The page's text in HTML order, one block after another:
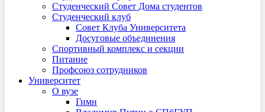
Студенческий Совет Дома студентов
Студенческий клуб
Совет Клуба Университета
Досуговые объединения
Спортивный комплекс и секции
Питание
Профсоюз сотрудников
Университет
О вузе
Гимн